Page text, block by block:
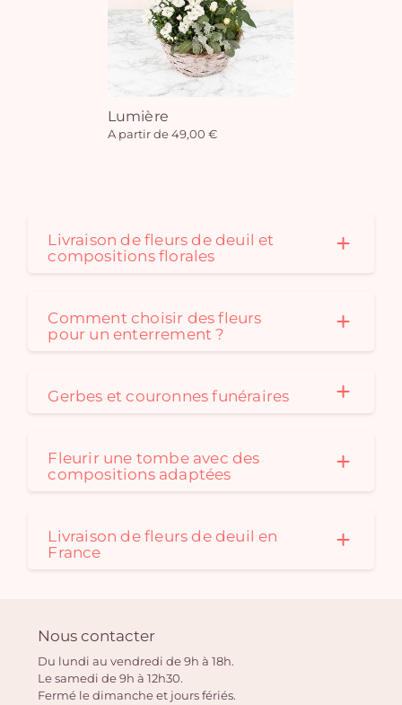
Lumière
A partir de 49,00 €
Livraison de fleurs de deuil et
compositions florales
Comment choisir des fleurs
pour un enterrement ?
Gerbes et couronnes funéraires
Fleurir une tombe avec des
compositions adaptées
Livraison de fleurs de deuil en
France
Nous contacter
Du lundi au vendredi de 9h à 18h.
Le samedi de 9h à 12h30.
Fermé le dimanche et jours fériés.